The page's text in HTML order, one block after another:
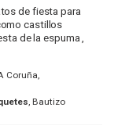
de fiesta para
castillos
de la espuma ,
Coruña,
, Bautizo